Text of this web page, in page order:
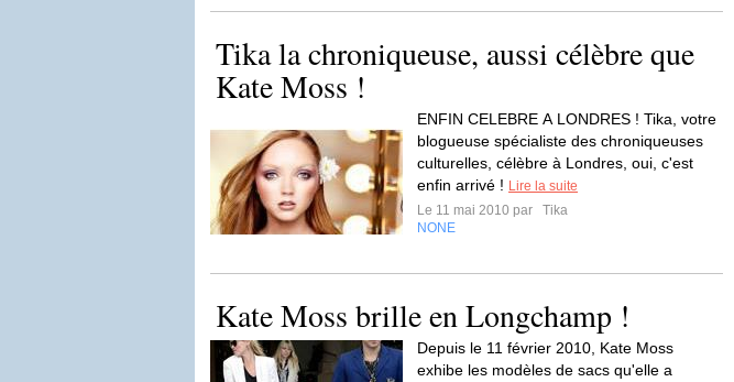
Tika la chroniqueuse, aussi célèbre que
Kate Moss !
ENFIN CELEBRE A LONDRES ! Tika, votre
blogueuse spécialiste des chroniqueuses
culturelles, célèbre à Londres, oui, c'est
enfin arrivé ! Lire la suite
Le 11 mai 2010 par
Tika
NONE
Kate Moss brille en Longchamp !
Depuis le 11 février 2010, Kate Moss
exhibe les modèles de sacs qu'elle a